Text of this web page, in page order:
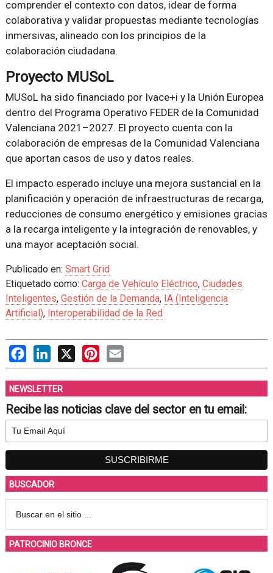
comprender el contexto con datos, idear de forma
colaborativa y validar propuestas mediante tecnologías
inmersivas, alineado con los principios de la
colaboración ciudadana.
Proyecto MUSoL
MUSoL ha sido financiado por Ivace+i y la Unión Europea
dentro del Programa Operativo FEDER de la Comunidad
Valenciana 2021–2027. El proyecto cuenta con la
colaboración de empresas de la Comunidad Valenciana
que aportan casos de uso y datos reales.
El impacto esperado incluye una mejora sustancial en la
planificación y operación de infraestructuras de recarga,
reducciones de consumo energético y emisiones gracias
a la recarga inteligente y la integración de renovables, y
una mayor aceptación social.
Publicado en: Smart Grid
Etiquetado como: Carga de Vehículo Eléctrico, Ciudades
Inteligentes, Gestión de la Demanda, IA (Inteligencia
Artificial), Interoperabilidad de la Red
FacebookLinkedIn
X PinterestEmail
NEWSLETTER
Recibe las noticias clave del sector en tu email:
BUSCADOR
PATROCINIO BRONCE